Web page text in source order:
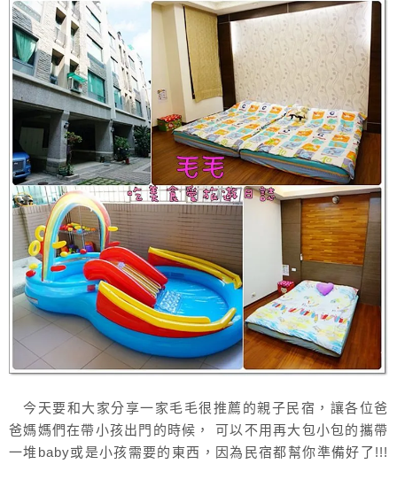
今天要和大家分享一家毛毛很推薦的親子民宿，讓各位爸
爸媽媽們在帶小孩出門的時候， 可以不用再大包小包的攜帶
一堆baby或是小孩需要的東西，因為民宿都幫你準備好了!!!